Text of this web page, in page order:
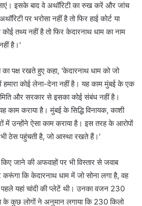
इसके बाद वे अथॉरिटी का रुख करें और जांच
पर भरोसा नहीं है तो फिर हाई कोर्ट या
तथ्य नहीं है तो फिर केदारनाथ धाम का नाम
है।'
का पक्ष रखते हुए कहा, 'केदारनाथ धाम को जो
हमारा कोई लेना-देना नहीं है। यह काम मुंबई के एक
और सरकार से इसका कोई संबंध नहीं है।
काम कराया है। मुंबई के सिद्धि विनायक, काशी
में उन्होंने ऐसा काम कराया है। इस तरह के आरोपों
ठेस पहुंचती है, जो आस्था रखते हैं।'
जाने की अफवाहों पर भी विस्तार से जवाब
करूंगा कि केदारनाथ धाम में जो सोना लगा है, वह
यहां चांदी की प्लेटें थी। उनका वजन 230
के कुछ लोगों ने अनुमान लगाया कि 230 किलो